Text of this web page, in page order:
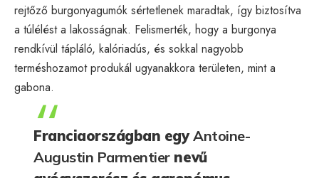
rejtőző burgonyagumók sértetlenek maradtak, így biztosítva
a túlélést a lakosságnak. Felismerték, hogy a burgonya
rendkívül tápláló, kalóriadús, és sokkal nagyobb
terméshozamot produkál ugyanakkora területen, mint a
gabona.
Franciaországban egyAntoine-
Augustin Parmentiernevű